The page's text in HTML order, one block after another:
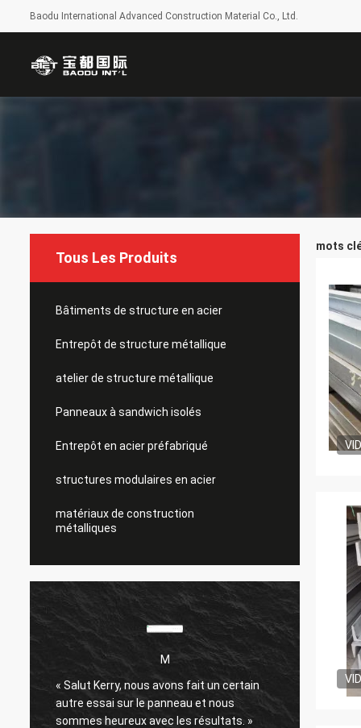
Baodu International Advanced Construction Material Co., Ltd.
Tous Les Produits
Bâtiments de structure en acier
Entrepôt de structure métallique
atelier de structure métallique
Panneaux à sandwich isolés
Entrepôt en acier préfabriqué
structures modulaires en acier
matériaux de construction
métalliques
M
« Salut Kerry, nous avons fait un certain
autre essai sur le panneau et nous
sommes heureux avec les résultats. »
Je
mots